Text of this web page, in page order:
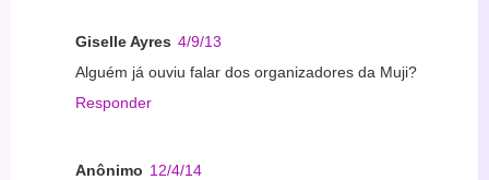
Giselle Ayres 4/9/13
Alguém já ouviu falar dos organizadores da Muji?
Responder
Anônimo 12/4/14